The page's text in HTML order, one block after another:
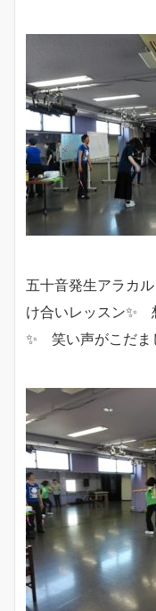
五十音発生アラカ
け合いレッスン✨
✨ 笑い声がこだま